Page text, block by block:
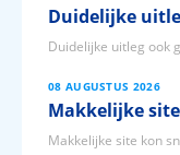
Duidelijke
Duidelijke uitleg ook
08 AUGUSTUS 2026
Makkelijke
Makkelijke site kon